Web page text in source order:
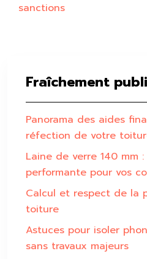
sanctions
Fraîchement
Panorama des aides
réfection de votre
Laine de verre 140 mm
performante pour vos
Calcul et respect de la
toiture
Astuces pour isoler
sans travaux majeurs